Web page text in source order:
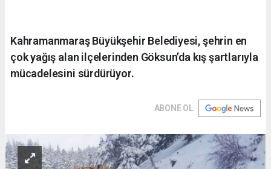
Kahramanmaraş Büyükşehir Belediyesi, şehrin en
çok yağış alan ilçelerinden Göksun’da kış şartlarıyla
mücadelesini sürdürüyor.
ABONE OL